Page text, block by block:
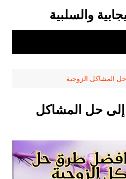
والسلبية
المشاكل الزوجية
إلى حل المشاكل